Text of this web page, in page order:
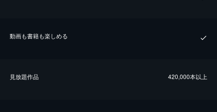
動画も書籍も楽しめる
⾒放題作品 420,000本以上